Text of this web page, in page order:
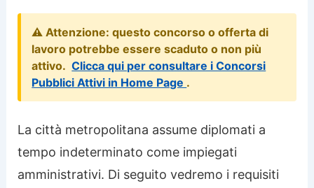
⚠️ Attenzione: questo concorso o offerta di
lavoro potrebbe essere scaduto o non più
attivo. Clicca qui per consultare i Concorsi
Pubblici Attivi in Home Page .
La città metropolitana assume diplomati a
tempo indeterminato come impiegati
amministrativi. Di seguito vedremo i requisiti